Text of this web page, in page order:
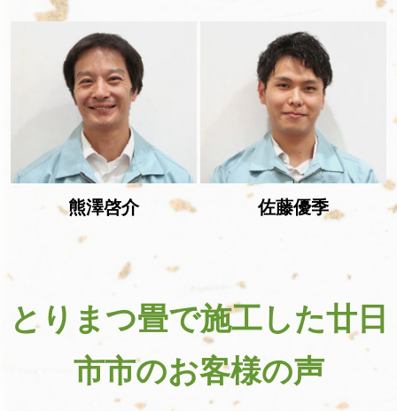
熊澤啓介 佐藤優季
とりまつ畳で施工した廿日
市市のお客様の声